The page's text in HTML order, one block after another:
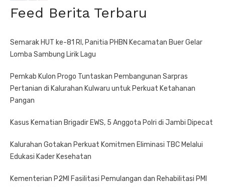
Feed Berita Terbaru
Semarak HUT ke-81 RI, Panitia PHBN Kecamatan Buer Gelar
Lomba Sambung Lirik Lagu
Pemkab Kulon Progo Tuntaskan Pembangunan Sarpras
Pertanian di Kalurahan Kulwaru untuk Perkuat Ketahanan
Pangan
Kasus Kematian Brigadir EWS, 5 Anggota Polri di Jambi Dipecat
Kalurahan Gotakan Perkuat Komitmen Eliminasi TBC Melalui
Edukasi Kader Kesehatan
Kementerian P2MI Fasilitasi Pemulangan dan Rehabilitasi PMI